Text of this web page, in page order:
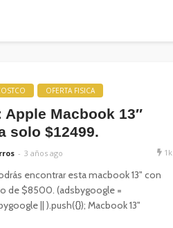
OFERTA FISICA
Apple Macbook 13″
solo $12499.
3 años ago 1k
encontrar esta macbook 13" con
de $8500. (adsbygoogle =
|| ).push({}); Macbook 13"